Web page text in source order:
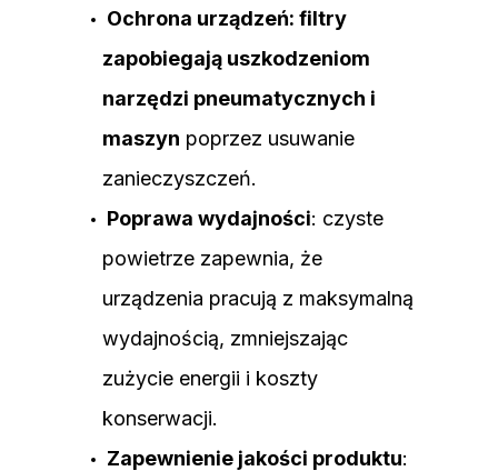
Ochrona urządzeń: filtry
zapobiegają uszkodzeniom
narzędzi pneumatycznych i
maszyn poprzez usuwanie
zanieczyszczeń.
Poprawa wydajności: czyste
powietrze zapewnia, że
urządzenia pracują z maksymalną
wydajnością, zmniejszając
zużycie energii i koszty
konserwacji.
Zapewnienie jakości produktu: